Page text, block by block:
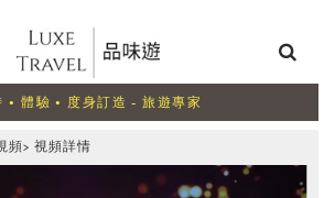
• 體驗 • 度身訂造 - 旅遊專家
頻> 視頻詳情